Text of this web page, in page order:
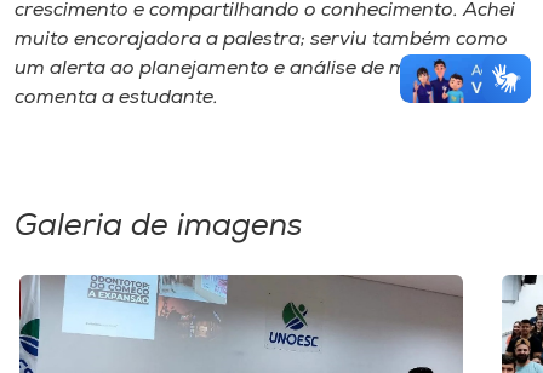
crescimento e compartilhando o conhecimento. Achei
muito encorajadora a palestra; serviu também como
um alerta ao planejamento e análise de mercado —
comenta a estudante.
Galeria de imagens